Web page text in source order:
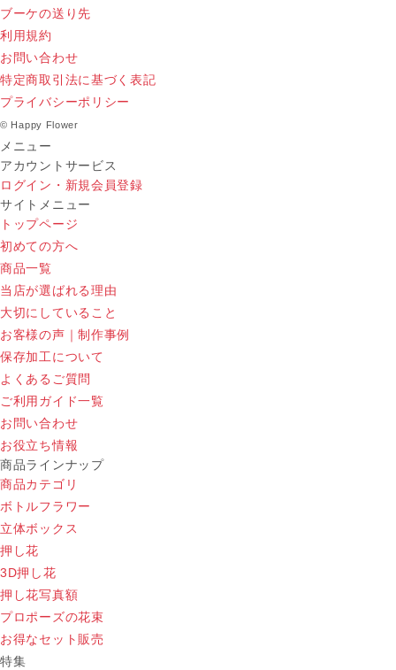
ブーケの送り先
利用規約
お問い合わせ
特定商取引法に基づく表記
プライバシーポリシー
© Happy Flower
メニュー
アカウントサービス
ログイン・新規会員登録
サイトメニュー
トップページ
初めての方へ
商品一覧
当店が選ばれる理由
大切にしていること
お客様の声｜制作事例
保存加工について
よくあるご質問
ご利用ガイド一覧
お問い合わせ
お役立ち情報
商品ラインナップ
商品カテゴリ
ボトルフラワー
立体ボックス
押し花
3D押し花
押し花写真額
プロポーズの花束
お得なセット販売
特集